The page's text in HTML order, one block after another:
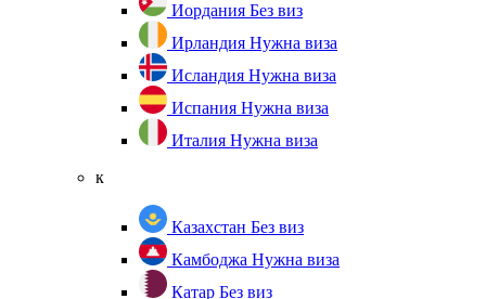
Иордания Без виз
Ирландия Нужна виза
Исландия Нужна виза
Испания Нужна виза
Италия Нужна виза
к
Казахстан Без виз
Камбоджа Нужна виза
Катар Без виз